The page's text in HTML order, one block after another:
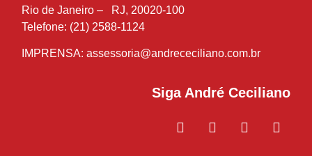
Rio de Janeiro – RJ, 20020-100
Telefone: (21) 2588-1124
IMPRENSA: assessoria@andrececiliano.com.br
Siga André Ceciliano